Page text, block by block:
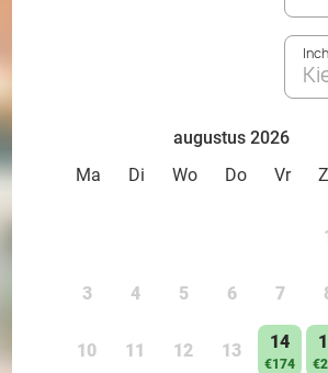
augustus 2026
Ma
Di Wo Do Vr
3 4 5 6 7
10 11 12 13 14
€174